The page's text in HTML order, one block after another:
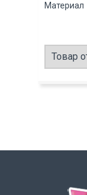
Материал
Товар